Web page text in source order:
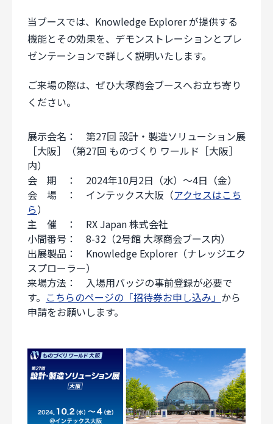
当ブースでは、Knowledge Explorer が提供する
機能とその効果を、デモンストレーションとプレ
ゼンテーションで詳しく説明いたします。
ご来場の際は、ぜひ大塚商会ブースへお立ち寄り
ください。
展示会名： 第27回 設計・製造ソリューション展
［大阪］（第27回 ものづくり ワールド［大阪］
内）
会 期 ： 2024年10月2日（水）～4日（金）
会 場 ： インテックス大阪（アクセスはこち
ら）
主 催 ： RX Japan 株式会社
小間番号： 8-32（2号館 大塚商会ブース内）
出展製品： Knowledge Explorer（ナレッジエク
スプローラー）
来場方法： 入場用バッジの事前登録が必要で
す。 こちらのページの「招待券お申し込み」 から
申請をお願いします。